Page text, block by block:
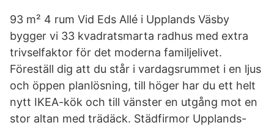
93 m² 4 rum Vid Eds Allé i Upplands Väsby
bygger vi 33 kvadratsmarta radhus med extra
trivselfaktor för det moderna familjelivet.
Föreställ dig att du står i vardagsrummet i en ljus
och öppen planlösning, till höger har du ett helt
nytt IKEA-kök och till vänster en utgång mot en
stor altan med trädäck. Städfirmor Upplands-